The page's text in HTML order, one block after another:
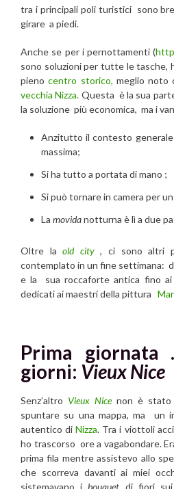
tra i principali poli turistici sono
girare a piedi.
Anche se per i pernottamenti (
sono soluzioni per tutte le tasche,
pienocentro storico, meglio noto
vecchia Nizza. Questa è la sua
la soluzione più economica, ma i
Anzitutto il contesto
massima;
Si ha tutto a portata di mano ;
Si può tornare in camera per
La movidanotturna è lì a due
Oltre laold city, ci sono altri
contemplato in un fine settimana:
e la sua roccaforte antica fino ai
dedicati ai maestri della pittura
Prima giornata
giorni: Vieux Nice
Senz’altro Vieux Nicenon è stato
spuntare su una mappa, ma un
autentico diNizza. Tra i viottoli
ho trascorso ore a vagabondare.
prima fila mentre assistevo allo
che scorreva davanti ai miei